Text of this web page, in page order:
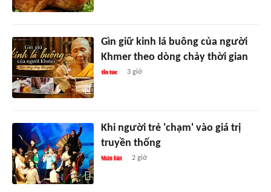
Gìn giữ kinh lá buông của người
Khmer theo dòng chảy thời gian
3 giờ
Khi người trẻ 'chạm' vào giá trị
truyền thống
2 giờ